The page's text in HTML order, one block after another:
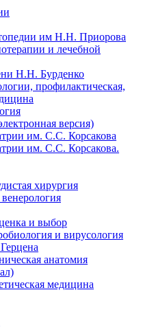
им Н.Н. Приорова
и лечебной
Н.Н. Бурденко
профилактическая,
версия)
им. С.С. Корсакова
им. С.С. Корсакова.
хирургия
и выбор
и вирусология
анатомия
медицина